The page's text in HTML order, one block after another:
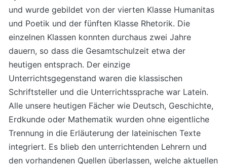
und wurde gebildet von der vierten Klasse Humanitas
und Poetik und der fünften Klasse Rhetorik. Die
einzelnen Klassen konnten durchaus zwei Jahre
dauern, so dass die Gesamtschulzeit etwa der
heutigen entsprach. Der einzige
Unterrichtsgegenstand waren die klassischen
Schriftsteller und die Unterrichtssprache war Latein.
Alle unsere heutigen Fächer wie Deutsch, Geschichte,
Erdkunde oder Mathematik wurden ohne eigentliche
Trennung in die Erläuterung der lateinischen Texte
integriert. Es blieb den unterrichtenden Lehrern und
den vorhandenen Quellen überlassen, welche aktuellen